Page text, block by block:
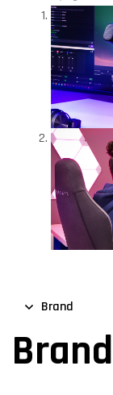
Brand
Brand